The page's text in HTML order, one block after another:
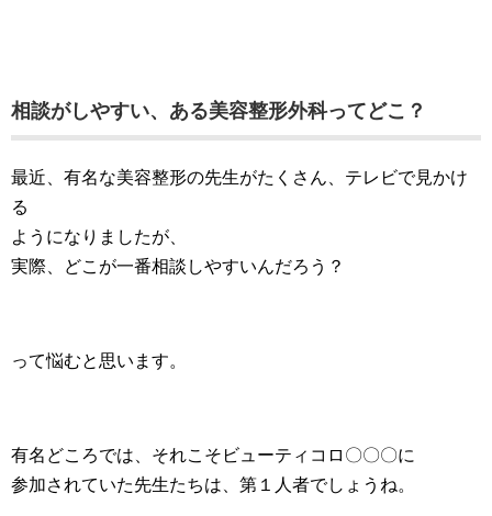
相談がしやすい、ある美容整形外科ってどこ？
最近、有名な美容整形の先生がたくさん、テレビで見かけ
る
ようになりましたが、
実際、どこが一番相談しやすいんだろう？
って悩むと思います。
有名どころでは、それこそビューティコロ〇〇〇に
参加されていた先生たちは、第１人者でしょうね。